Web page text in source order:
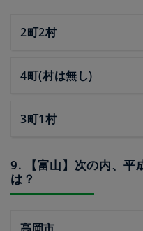
2町2村
4町(村は無し)
3町1村
9. 【富山】次の内、平
は？